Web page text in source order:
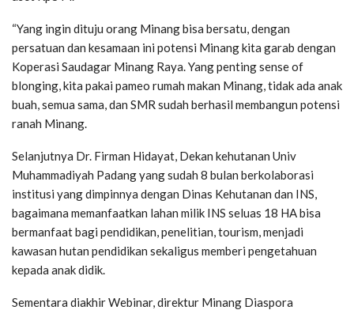
“Yang ingin dituju orang Minang bisa bersatu, dengan
persatuan dan kesamaan ini potensi Minang kita garab dengan
Koperasi Saudagar Minang Raya. Yang penting sense of
blonging, kita pakai pameo rumah makan Minang, tidak ada anak
buah, semua sama, dan SMR sudah berhasil membangun potensi
ranah Minang.
Selanjutnya Dr. Firman Hidayat, Dekan kehutanan Univ
Muhammadiyah Padang yang sudah 8 bulan berkolaborasi
institusi yang dimpinnya dengan Dinas Kehutanan dan INS,
bagaimana memanfaatkan lahan milik INS seluas 18 HA bisa
bermanfaat bagi pendidikan, penelitian, tourism, menjadi
kawasan hutan pendidikan sekaligus memberi pengetahuan
kepada anak didik.
Sementara diakhir Webinar, direktur Minang Diaspora